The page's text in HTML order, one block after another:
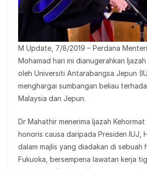
M Update, 7/8/2019 – Perdana
Mohamad hari ini dianugerahkan
oleh Universiti Antarabangsa Jepun
menghargai sumbangan beliau
Malaysia dan Jepun.
Dr Mahathir menerima Ijazah
honoris causa daripada Presiden IUJ,
dalam majlis yang diadakan di sebuah
Fukuoka, bersempena lawatan kerja